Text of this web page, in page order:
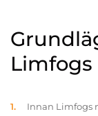
Innan Limfogs